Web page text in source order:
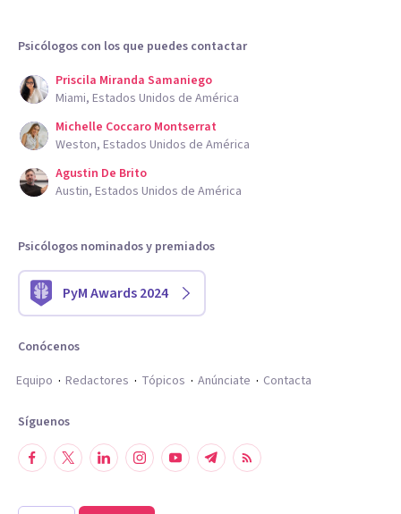
Psicólogos con los que puedes contactar
Priscila Miranda Samaniego
Miami, Estados Unidos de América
Michelle Coccaro Montserrat
Weston, Estados Unidos de América
Agustin De Brito
Austin, Estados Unidos de América
Psicólogos nominados y premiados
PyM Awards 2024
Conócenos
Equipo
Redactores Tópicos Anúnciate Contacta
Síguenos